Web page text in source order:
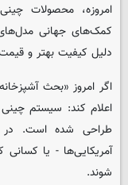
دلیل کیفیت بهتر و
اگر امروز «بحث
اعلام کند: سیستم
طراحی شده است. در
آمریکایی‌ها - یا کسانی
شوند.